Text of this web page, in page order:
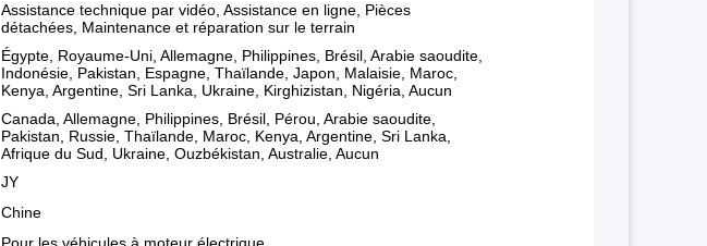
Assistance technique par vidéo, Assistance en ligne, Pièces
détachées, Maintenance et réparation sur le terrain
Égypte, Royaume-Uni, Allemagne, Philippines, Brésil, Arabie saoudite,
Indonésie, Pakistan, Espagne, Thaïlande, Japon, Malaisie, Maroc,
Kenya, Argentine, Sri Lanka, Ukraine, Kirghizistan, Nigéria, Aucun
Canada, Allemagne, Philippines, Brésil, Pérou, Arabie saoudite,
Pakistan, Russie, Thaïlande, Maroc, Kenya, Argentine, Sri Lanka,
Afrique du Sud, Ukraine, Ouzbékistan, Australie, Aucun
JY
Chine